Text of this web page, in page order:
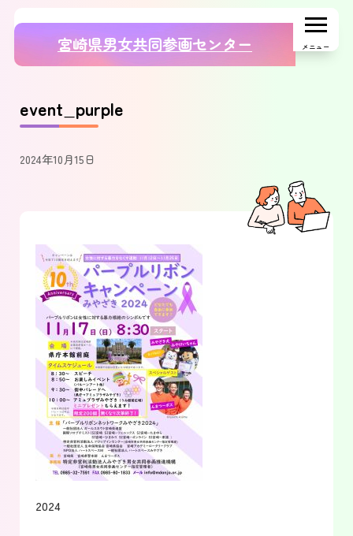
宮崎県男女共同参画センター メニュー
event_purple
2024年10月15日
2024